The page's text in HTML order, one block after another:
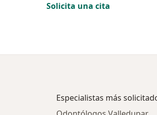
Solicita una cita
Especialistas más